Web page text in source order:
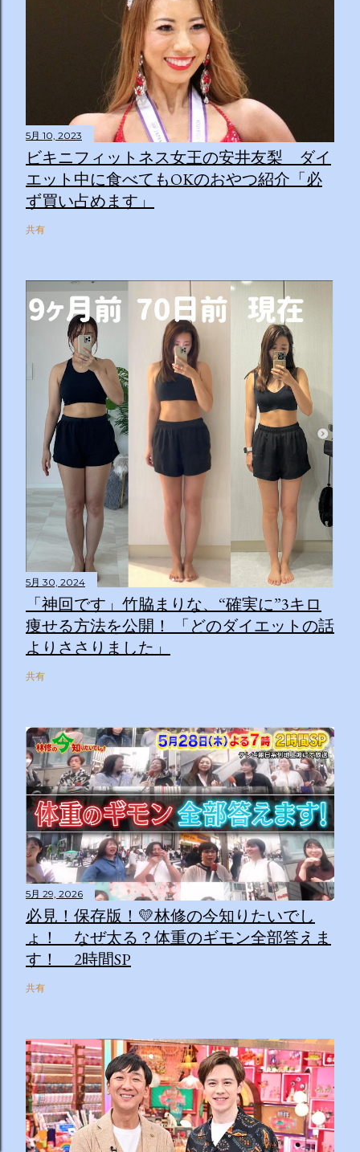
5月 10, 2023
ビキニフィットネス女王の安井友梨 ダイ
エット中に食べてもOKのおやつ紹介「必
ず買い占めます」
共有
5月 30, 2024
「神回です」竹脇まりな、“確実に”3キロ
痩せる方法を公開！ 「どのダイエットの話
よりささりました」
共有
5月 29, 2026
必見！保存版！💛林修の今知りたいでし
ょ！ なぜ太る？体重のギモン全部答えま
す！ 2時間SP
共有